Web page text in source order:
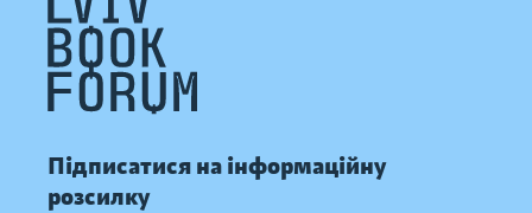
Підписатися на інформаційну
розсилку